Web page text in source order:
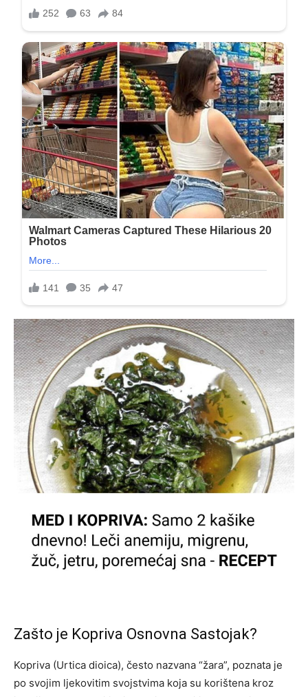
Zašto je Kopriva Osnovna Sastojak?
Kopriva (Urtica dioica), često nazvana “žara”, poznata je
po svojim ljekovitim svojstvima koja su korištena kroz